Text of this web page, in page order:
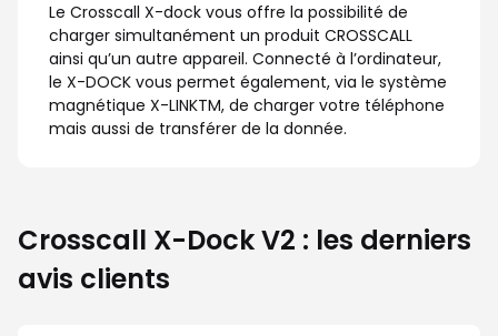
Le Crosscall X-dock vous offre la possibilité de
charger simultanément un produit CROSSCALL
ainsi qu’un autre appareil. Connecté à l’ordinateur,
le X-DOCK vous permet également, via le système
magnétique X-LINKTM, de charger votre téléphone
mais aussi de transférer de la donnée.
Crosscall X-Dock V2 : les derniers
avis clients